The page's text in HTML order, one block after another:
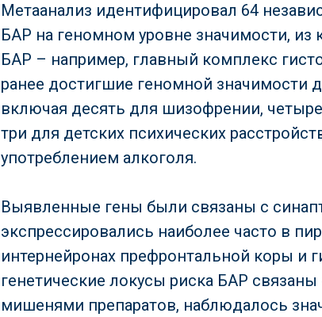
Метаанализ идентифицировал 64
БАР на геномном уровне значимости,
БАР – например, главный комплекс
ранее достигшие геномной значимости
включая десять для шизофрении,
три для детских психических
употреблением алкоголя.
Выявленные гены были связаны с
экспрессировались наиболее часто в
интернейронах префронтальной коры и
генетические локусы риска БАР
мишенями препаратов, наблюдалось